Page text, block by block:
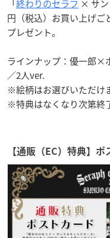
「終わりのセラフ × サン
円（税込）お買い上げご
プレゼント。
ラインナップ：優一郎×
／2人ver.
※絵柄はお選びいただけ
※特典はなくなり次第終
【通販（EC）特典】ポ